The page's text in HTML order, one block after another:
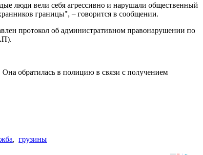
люди вели себя агрессивно и нарушали общественный
границы", – говорится в сообщении.
протокол об административном правонарушении по
обратилась в полицию в связи с получением
, грузины